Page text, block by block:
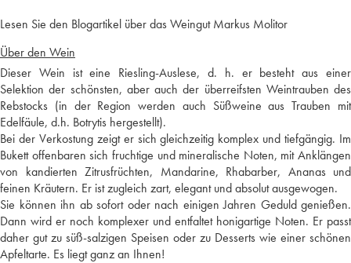
Lesen Sie den Blogartikel über das Weingut Markus Molitor
Über den Wein
Dieser Wein ist eine Riesling-Auslese, d. h. er besteht aus einer
Selektion der schönsten, aber auch der überreifsten Weintrauben des
Rebstocks (in der Region werden auch Süßweine aus Trauben mit
Edelfäule, d.h. Botrytis hergestellt).
Bei der Verkostung zeigt er sich gleichzeitig komplex und tiefgängig. Im
Bukett offenbaren sich fruchtige und mineralische Noten, mit Anklängen
von kandierten Zitrusfrüchten, Mandarine, Rhabarber, Ananas und
feinen Kräutern. Er ist zugleich zart, elegant und absolut ausgewogen.
Sie können ihn ab sofort oder nach einigen Jahren Geduld genießen.
Dann wird er noch komplexer und entfaltet honigartige Noten. Er passt
daher gut zu süß-salzigen Speisen oder zu Desserts wie einer schönen
Apfeltarte. Es liegt ganz an Ihnen!